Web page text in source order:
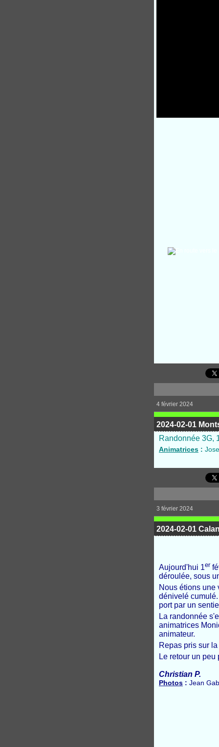
4 février 2024
2024-02-01
Randonnée 3G,
Animatrices :
3 février 2024
2024-02-01
Aujourd'hui 1er
déroulée, sous
Nous étions une
dénivelé
port par un
La randonnée
animatrices
animateur.
Repas pris sur
Le retour un
Christian P.
Photos : Jean